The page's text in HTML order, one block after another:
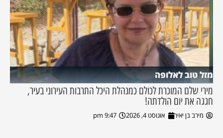
מזל טוב לאלופה
מירי שלם המוכרת לכולם כמנהלת היכל התרבות העירוני בעיר,
חגגה את יום הולדתה!
מירב בן יאיר אוגוסט 4, 2026 9:47 pm